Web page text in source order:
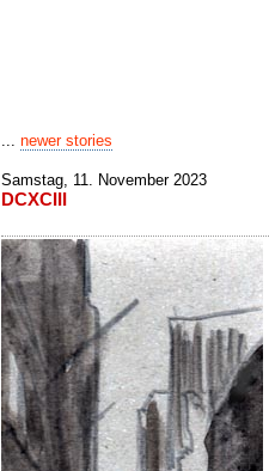
... newer stories
Samstag, 11. November 2023
DCXCIII